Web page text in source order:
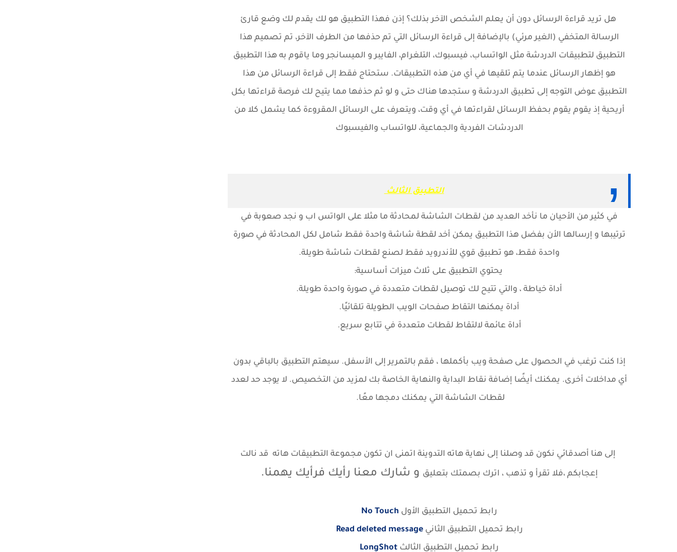
هل تريد قراءة الرسائل دون أن يعلم الشخص الآخر بذلك؟ إذن فهذا التطبيق هو لك يقدم لك وضع قارئ
الرسالة المتخفي (الغير مرئي) بالإضافة إلى قراءة الرسائل التي تم حذفها من الطرف الآخر، تم تصميم هذا
التطبيق لتطبيقات الدردشة مثل الواتساب، فيسبوك، التلغرام، الفايبر و الميسانجر وما ياقوم به هذا التطبيق
هو إظهار الرسائل عندما يتم تلقيها في أي من هذه التطبيقات. ستحتاج فقط إلى قراءة الرسائل من هذا
التطبيق عوض التوجه إلى تطبيق الدردشة و ستجدها هناك حتى و لو ثم حذفها مما يتيح لك فرصة قراءتها بكل
أريحية إذ يقوم يقوم بحفظ الرسائل لقراءتها في أي وقت، ويتعرف على الرسائل المقروءة كما يشمل كلا من
الدردشات الفردية والجماعية، للواتساب والفيسبوك
التطبيق الثالث
في كثير من الأحيان ما نأخد العديد من لقطات الشاشة لمحادثة ما مثلا على الواتس اب و نجد صعوبة في
ترتيبها و إرسالها الأن بفضل هذا التطبيق يمكن أخد لقطة شاشة واحدة فقط شامل لكل المحادثة في صورة
واحدة فقط، هو تطبيق قوي للأندرويد فقط لصنع لقطات شاشة طويلة.
يحتوي التطبيق على ثلاث ميزات أساسية:
أداة خياطة ، والتي تتيح لك توصيل لقطات متعددة في صورة واحدة طويلة.
أداة يمكنها التقاط صفحات الويب الطويلة تلقائيًا.
أداة عائمة لالتقاط لقطات متعددة في تتابع سريع.
إذا كنت ترغب في الحصول على صفحة ويب بأكملها ، فقم بالتمرير إلى الأسفل. سيهتم التطبيق بالباقي بدون
أي مداخلات أخرى. يمكنك أيضًا إضافة نقاط البداية والنهاية الخاصة بك لمزيد من التخصيص. لا يوجد حد لعدد
لقطات الشاشة التي يمكنك دمجها معًا.
إلى هنا أصدقائي نكون قد وصلنا إلى نهاية هاته التدوينة اتمنى ان تكون مجموعة التطبيقات هاته قد نالت
إعجابكم ،فلا تقرأ و تذهب ، اترك بصمتك بتعليق و شارك معنا رأيك فرأيك يهمنا.
رابط تحميل التطبيق الأول No Touch
رابط تحميل التطبيق الثانيRead deleted message
رابط تحميل التطبيق الثالث LongShot